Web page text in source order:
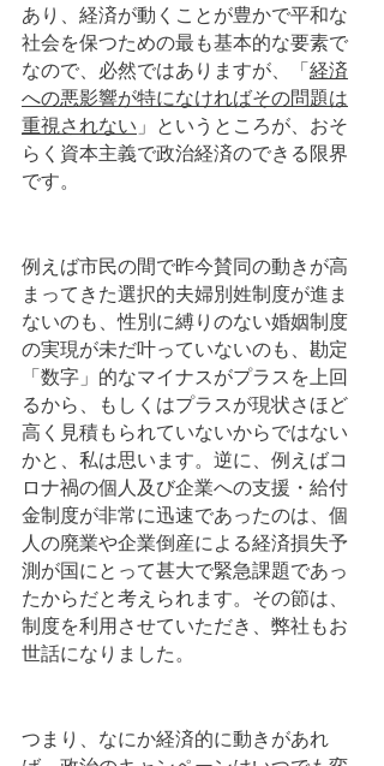
あり、経済が動くことが豊かで平和な
社会を保つための最も基本的な要素で
なので、必然ではありますが、「 経済
への悪影響が特になければその問題は
重視されない 」というところが、おそ
らく資本主義で政治経済のできる限界
です。
例えば市民の間で昨今賛同の動きが高
まってきた選択的夫婦別姓制度が進ま
ないのも、性別に縛りのない婚姻制度
の実現が未だ叶っていないのも、勘定
「数字」的なマイナスがプラスを上回
るから、もしくはプラスが現状さほど
高く見積もられていないからではない
かと、私は思います。逆に、例えばコ
ロナ禍の個人及び企業への支援・給付
金制度が非常に迅速であったのは、個
人の廃業や企業倒産による経済損失予
測が国にとって甚大で緊急課題であっ
たからだと考えられます。その節は、
制度を利用させていただき、弊社もお
世話になりました。
つまり、なにか経済的に動きがあれ